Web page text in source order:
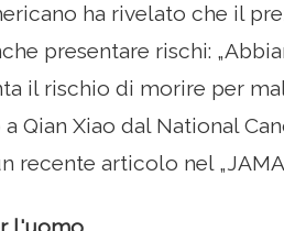
ha rivelato che il
presentare rischi:
il rischio di morire per
Qian Xiao dal National
recente articolo nel „JAMA